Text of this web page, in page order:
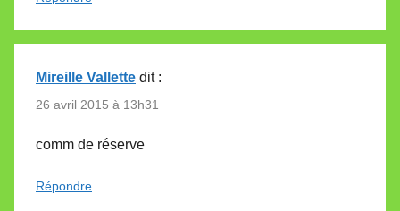
Mireille Vallette dit :
26 avril 2015 à 13h31
comm de réserve
Répondre